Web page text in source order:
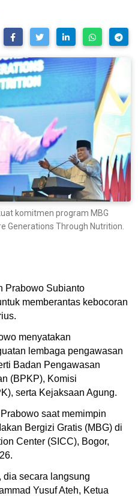
komitmen program MBG
Generations Through Nutrition.
Prabowo Subianto
memberantas kebocoran
menyatakan
lembaga pengawasan
Badan Pengawasan
(BPKP), Komisi
serta Kejaksaan Agung.
saat memimpin
Bergizi Gratis (MBG) di
Center (SICC), Bogor,
dia secara langsung
Yusuf Ateh, Ketua